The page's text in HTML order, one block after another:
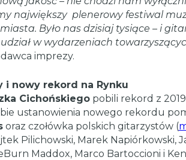
największy plenerowy festiwal
Było nas dzisiaj tysiące – i
w wydarzeniach
imprezy.
nowy rekord na Rynku
Cichońskiegopobili rekord z
ustanowienia nowego rekordu
oraz czołówka polskich gitarzystów (
Pilichowski, Marek Napiórkowski,
Maddox, Marco Bartoccioni i